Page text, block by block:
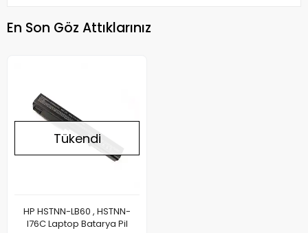
En Son Göz Attıklarınız
Tükendi
HP HSTNN-LB60 , HSTNN-
I76C Laptop Batarya Pil